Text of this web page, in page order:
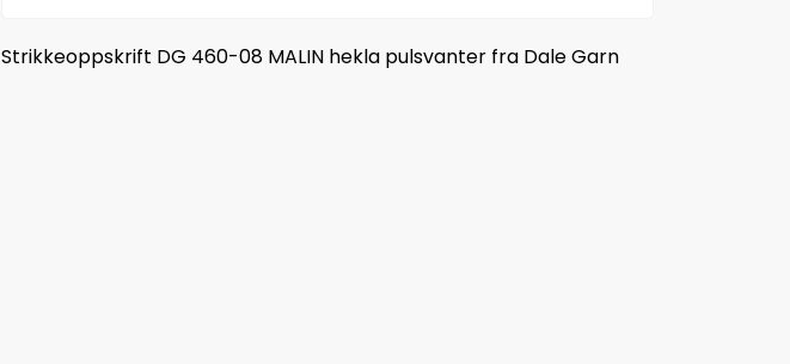
Strikkeoppskrift DG 460-08 MALIN hekla pulsvanter fra Dale Garn